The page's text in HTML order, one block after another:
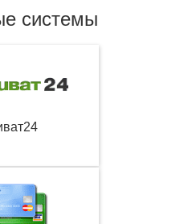
системы